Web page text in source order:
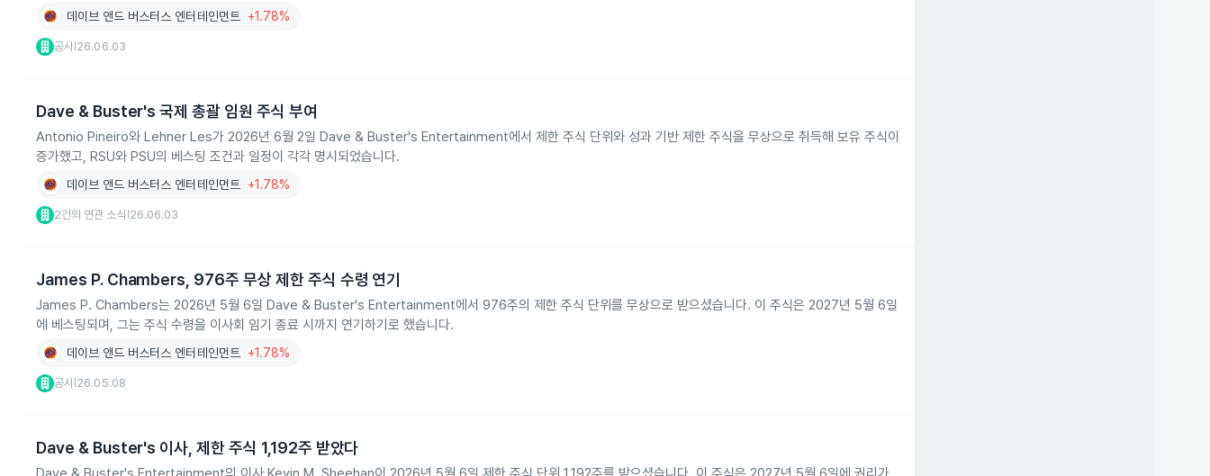
데이브 앤드 버스터스 엔터테인먼트 +1.78%
공시 26.06.03
Dave & Buster's 국제 총괄 임원 주식 부여
Antonio Pineiro와 Lehner Les가 2026년 6월 2일 Dave & Buster's Entertainment에서 제한 주식 단위와 성과 기반 제한 주식을 무상으로 취득해 보유 주식이
증가했고, RSU와 PSU의 베스팅 조건과 일정이 각각 명시되었습니다.
데이브 앤드 버스터스 엔터테인먼트 +1.78%
2건의 연관 소식 26.06.03
James P. Chambers, 976주 무상 제한 주식 수령 연기
James P. Chambers는 2026년 5월 6일 Dave & Buster's Entertainment에서 976주의 제한 주식 단위를 무상으로 받으셨습니다. 이 주식은 2027년 5월 6일
에 베스팅되며, 그는 주식 수령을 이사회 임기 종료 시까지 연기하기로 했습니다.
데이브 앤드 버스터스 엔터테인먼트 +1.78%
공시 26.05.08
Dave & Buster's 이사, 제한 주식 1,192주 받았다